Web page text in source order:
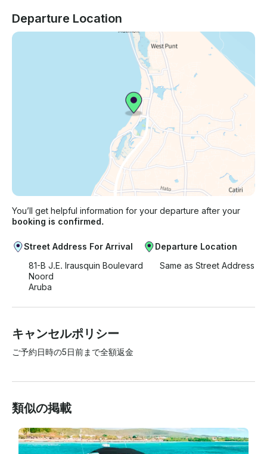
Departure Location
You’ll get helpful information for your departure after your
booking is confirmed.
Street Address For Arrival
81-B J.E. Irausquin Boulevard
Noord
Aruba
Departure Location
Same as Street Address
キャンセルポリシー
ご予約日時の5日前まで全額返金
類似の掲載